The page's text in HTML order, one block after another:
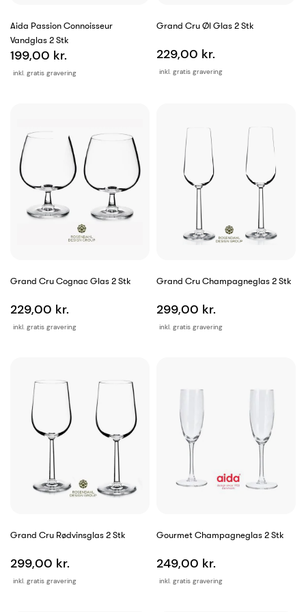
Aida Passion Connoisseur
Vandglas 2 Stk
inkl. gratis gravering
199,00 kr.
Grand Cru Øl Glas 2 Stk
inkl. gratis gravering
229,00 kr.
Grand Cru Cognac Glas 2 Stk
inkl. gratis gravering
229,00 kr.
Grand Cru Champagneglas 2 Stk
inkl. gratis gravering
299,00 kr.
Grand Cru Rødvinsglas 2 Stk
inkl. gratis gravering
299,00 kr.
Gourmet Champagneglas 2 Stk
inkl. gratis gravering
249,00 kr.